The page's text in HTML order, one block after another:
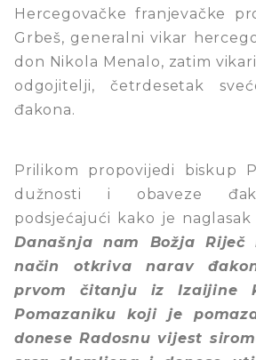
Hercegovačke franjevačke
Grbeš, generalni vikar
don Nikola Menalo, zatim
odgojitelji, četrdesetak
đakona.
Prilikom propovijedi biskup
dužnosti i obaveze
podsjećajući kako je
Današnja nam Božja Riječ
način otkriva narav
prvom čitanju iz Izaijine
Pomazaniku koji je
donese Radosnu vijest